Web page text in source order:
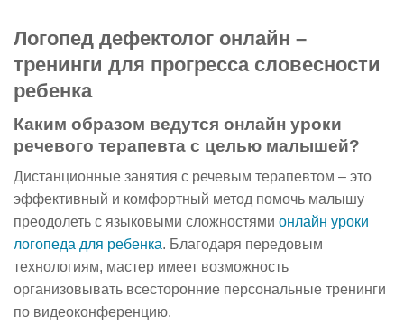
Логопед дефектолог онлайн –
тренинги для прогресса словесности
ребенка
Каким образом ведутся онлайн уроки
речевого терапевта с целью малышей?
Дистанционные занятия с речевым терапевтом – это
эффективный и комфортный метод помочь малышу
преодолеть с языковыми сложностями онлайн уроки
логопеда для ребенка. Благодаря передовым
технологиям, мастер имеет возможность
организовывать всесторонние персональные тренинги
по видеоконференцию.